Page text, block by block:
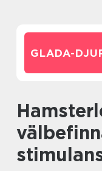
GLADA-
Hamsterleksaker: Främja